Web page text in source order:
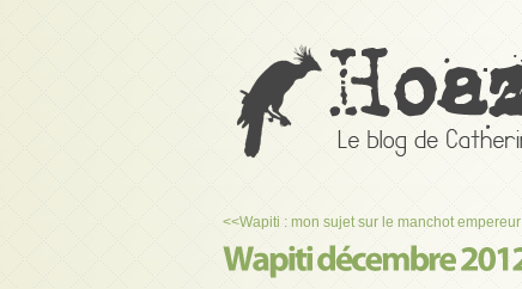
<<Wapiti : mon sujet sur le manchot empereur